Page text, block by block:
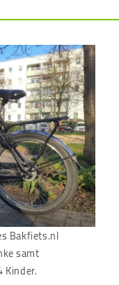
Bakfiets.nl
samt
Kinder.